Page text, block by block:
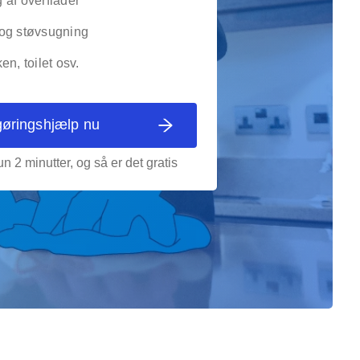
støvsugning
toilet osv.
nu
2 minutter, og så er det gratis